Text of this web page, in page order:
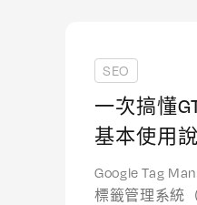
SEO
一次搞懂
基本使用
Google Tag
標籤管理系統